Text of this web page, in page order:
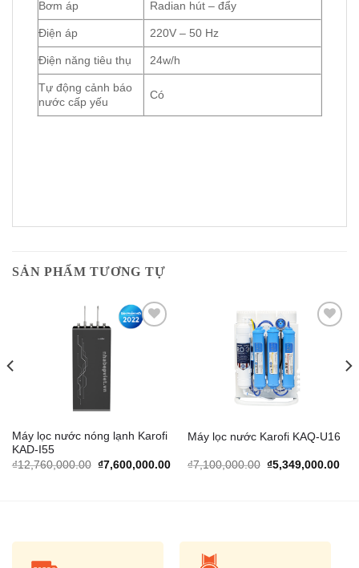
Bơm áp Radian hút – đẩy
Điện áp 220V – 50 Hz
Điện năng tiêu thụ 24w/h
Tự động cảnh báo
nước cấp yếu
Có
SẢN PHẨM TƯƠNG TỰ
Máy lọc nước nóng lạnh Karofi
KAD-I55
₫12,760,000.00 Original
price
₫7,600,000.00Current
Máy lọc nước Karofi KAQ-U16
₫7,100,000.00 Original
price
₫5,349,000.00